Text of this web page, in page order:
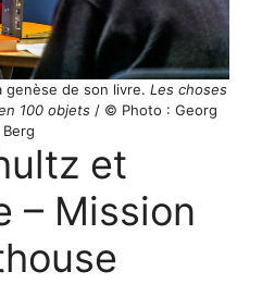
genèse de son livre. Les choses
100 objets/ © Photo : Georg
Berg
et
– Mission